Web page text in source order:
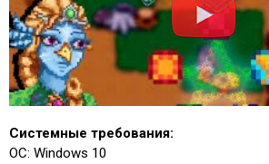
Системные требования:
ОС: Windows 10